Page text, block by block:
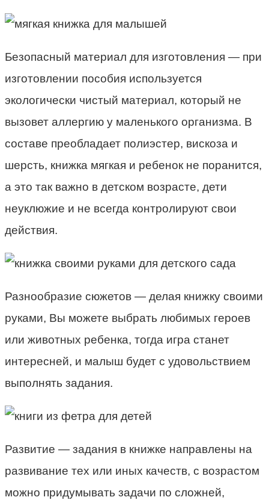
Безопасный материал для изготовления — при
изготовлении пособия используется
экологически чистый материал, который не
вызовет аллергию у маленького организма. В
составе преобладает полиэстер, вискоза и
шерсть, книжка мягкая и ребенок не поранится,
а это так важно в детском возрасте, дети
неуклюжие и не всегда контролируют свои
действия.
Разнообразие сюжетов — делая книжку своими
руками, Вы можете выбрать любимых героев
или животных ребенка, тогда игра станет
интересней, и малыш будет с удовольствием
выполнять задания.
Развитие — задания в книжке направлены на
развивание тех или иных качеств, с возрастом
можно придумывать задачи по сложней,